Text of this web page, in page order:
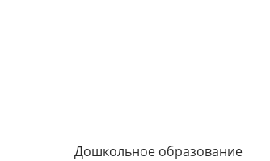
Дошкольное образование